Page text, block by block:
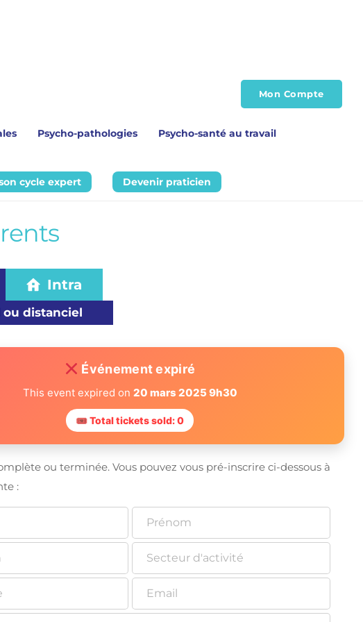
Mon Compte
Psycho-pathologies
Psycho-santé au travail
cycle expert Devenir praticien
Intra
ou distanciel
Événement expiré
This event expired on 20 mars 2025 9h30
🎟 Total tickets sold: 0
ou terminée. Vous pouvez vous pré-inscrire ci-dessous à
: